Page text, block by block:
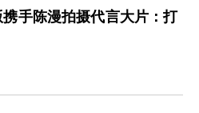
携手陈漫拍摄代言大片：打